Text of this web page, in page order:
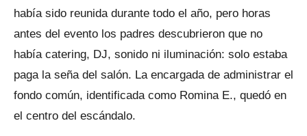
había sido reunida durante todo el año, pero horas
antes del evento los padres descubrieron que no
había catering, DJ, sonido ni iluminación: solo estaba
paga la seña del salón. La encargada de administrar el
fondo común, identificada como Romina E., quedó en
el centro del escándalo.